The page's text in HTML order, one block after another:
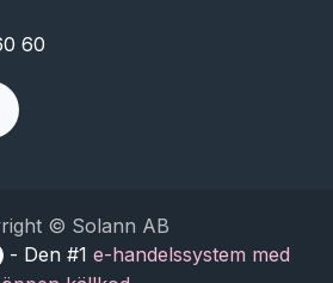
60
© Solann AB
- Den #1 e-handelssystem med